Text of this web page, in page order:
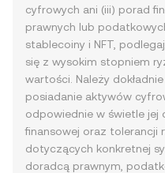
cyfrowych ani (iii) porad
prawnych lub
stablecoiny i NFT,
się z wysokim stopniem
wartości. Należy
posiadanie aktywów
odpowiednie w świetle jej
finansowej oraz tolerancji
dotyczących konkretnej
doradcą prawnym,